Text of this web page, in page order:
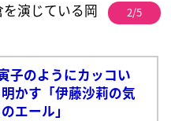
を演じている岡
2/5
寅子のようにカッコい
かす「伊藤沙莉の気
エール」